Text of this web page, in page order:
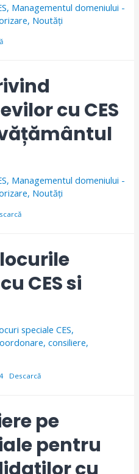
, Managementul domeniului -
, Noutăți
cu CES
, Managementul domeniului -
, Noutăți
CES si
speciale CES,
consiliere,
Descarcă
pe
pentru